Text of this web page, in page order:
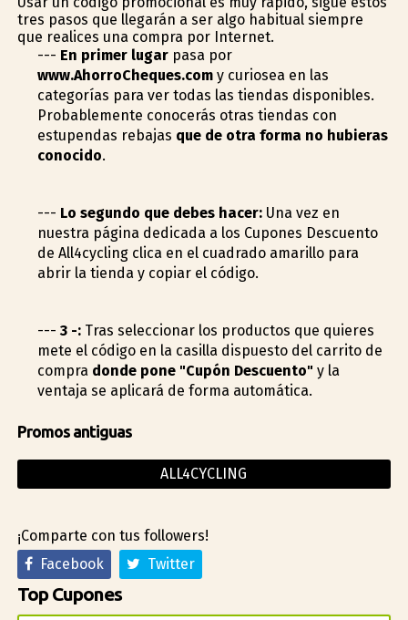
tres pasos que llegarán a ser algo habitual siempre
que realices una compra por Internet.
--- En primer lugarpasa por
www.AhorroCheques.comy curiosea en las
categorías para ver todas las tiendas disponibles.
Probablemente conocerás otras tiendas con
estupendas rebajas que de otra forma no hubieras
conocido.
--- Lo segundo que debes hacer:Una vez en
nuestra página dedicada a los Cupones Descuento
de All4cycling clica en el cuadrado amarillo para
abrir la tienda y copiar el código.
--- 3 -:Tras seleccionar los productos que quieres
mete el código en la casilla dispuesto del carrito de
compra donde pone "Cupón Descuento"y la
ventaja se aplicará de forma automática.
Promos antiguas
ALL4CYCLING
¡Comparte con tus followers!
Facebook
Twitter
Top Cupones